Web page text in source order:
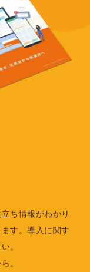
ち情報がわかり
す。導入に関す
。
。